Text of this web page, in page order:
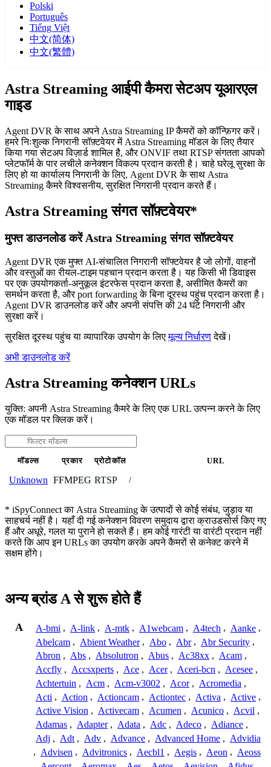
Polski
Português
Tiếng Việt
中文(简体)
中文(繁體)
Astra Streaming आईपी कैमरा सेटअप यूआरएल
गाइड
Agent DVR के साथ अपने Astra Streaming IP कैमरों को कॉन्फ़िगर करें।
हमरे निःशुल्क निगरानी सॉफ़्टवेयर में Astra Streaming मॉडल के लिए तैयार
किया गया सेटअप विज़ार्ड शामिल है, और ONVIF तथा RTSP संगतता आपको
प्लेटफॉर्म के पार लचीले कनेक्शन विकल्प प्रदान करती है। चाहे घरेलू सुरक्षा के
लिए हो या कार्यालय निगरानी के लिए, Agent DVR के साथ Astra
Streaming कैमरे विश्वसनीय, सुरक्षित निगरानी प्रदान करते हैं।
Astra Streaming संगत सॉफ़्टवेयर*
मुफ्त डाउनलोड करें Astra Streaming संगत सॉफ़्टवेयर
Agent DVR एक मुफ्त AI-संचालित निगरानी सॉफ्टवेयर है जो लोगों, वाहनों
और वस्तुओं का रीयल-टाइम पहचान प्रदान करता है। यह किसी भी डिवाइस
पर एक उपयोगकर्ता-अनुकूल इंटरफेस प्रदान करता है, असीमित कैमरों का
समर्थन करता है, और port forwarding के बिना दूरस्थ पहुंच प्रदान करता है।
Agent DVR डाउनलोड करें और अपनी संपत्ति की 24 घंटे निगरानी और
सुरक्षा करें।
सुरक्षित दूरस्थ पहुंच या व्यापारिक उपयोग के लिएमूल्य निर्धारणदेखें।
अभी डाउनलोड करें
Astra Streaming कनेक्शन URLs
युक्ति: अपनी Astra Streaming कैमरे के लिए एक URL उत्पन्न करने के लिए
एक मॉडल पर क्लिक करें।
मॉडल्स प्रकार प्रोटोकॉल URL
Unknown FFMPEG RTSP /
* iSpyConnect का Astra Streaming के उत्पादों से कोई संबंध, जुड़ाव या
साहचर्य नहीं है। यहाँ दी गई कनेक्शन विवरण समुदाय द्वारा क्राउडसोर्स किए गए
हैं और अधूरे, गलत या पुराने हो सकते हैं। हम कोई गारंटी या वारंटी प्रदान नहीं
करते कि आप इन URLs का उपयोग करके अपने कैमरों से कनेक्ट करने में
सक्षम होंगे।
अन्य ब्रांड A से शुरू होते हैं
A A-bmi , A-link , A-mtk , A1webcam , A4tech , Aanke ,
Abelcam , Abient Weather , Abo , Abr , Abr Security ,
Abron , Abs , Absolutron , Abus , Ac38xx , Acam ,
Accfly , Accsxperts , Ace , Acer , Aceri-bcn , Acesee ,
Achtertuin , Acm , Acm-v3002 , Acor , Acromedia ,
Acti , Action , Actioncam , Actiontec , Activa , Active ,
Active Vision , Activecam , Acumen , Acunico , Acvil ,
Adamas , Adapter , Adata , Adc , Adeco , Adiance ,
Adj , Adt , Adv , Advance , Advanced Home , Advidia
, Advisen , Advitronics , Aecbl1 , Aegis , Aeon , Aeoss